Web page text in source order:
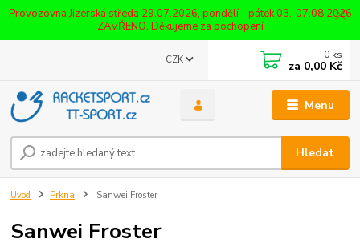
Provozovna Jizerská středa 29.07.2026, pondělí - pátek 03.-07.08.2026
ZAVŘENO. Děkujeme za pochopení
Menu
CZK
Hledat
0 ks
za 0,00 Kč
Úvod Prkna Sanwei Froster
Sanwei Froster